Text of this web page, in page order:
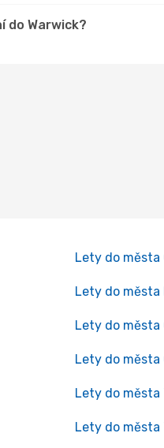
do Warwick?
Lety do města
Lety do města
Lety do města
Lety do města
Lety do města
Lety do města